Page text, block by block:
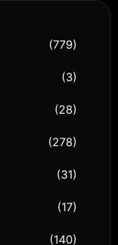
(779)
(3)
(28)
(278)
(31)
(17)
(140)